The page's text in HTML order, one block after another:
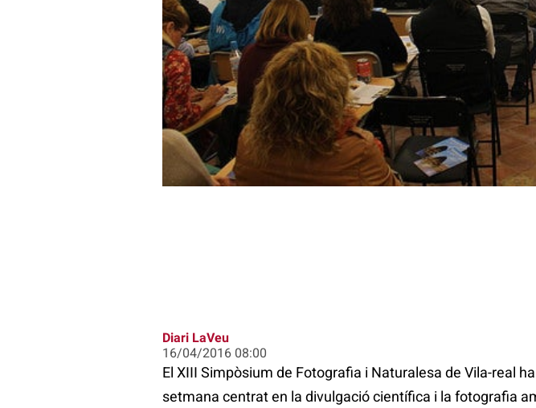
Diari LaVeu
16/04/2016 08:00
El XIII Simpòsium de Fotografia i Naturalesa de Vila-real
setmana centrat en la divulgació científica i la fotografia